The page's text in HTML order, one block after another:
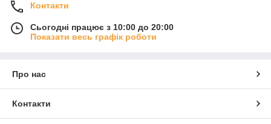
Контакти
Сьогодні працює з 10:00 до 20:00
Показати весь графік роботи
Про нас
Контакти